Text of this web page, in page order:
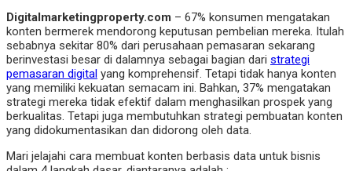
Digitalmarketingproperty.com – 67% konsumen mengatakan
konten bermerek mendorong keputusan pembelian mereka. Itulah
sebabnya sekitar 80% dari perusahaan pemasaran sekarang
berinvestasi besar di dalamnya sebagai bagian dari strategi
pemasaran digital yang komprehensif. Tetapi tidak hanya konten
yang memiliki kekuatan semacam ini. Bahkan, 37% mengatakan
strategi mereka tidak efektif dalam menghasilkan prospek yang
berkualitas. Tetapi juga membutuhkan strategi pembuatan konten
yang didokumentasikan dan didorong oleh data.
Mari jelajahi cara membuat konten berbasis data untuk bisnis